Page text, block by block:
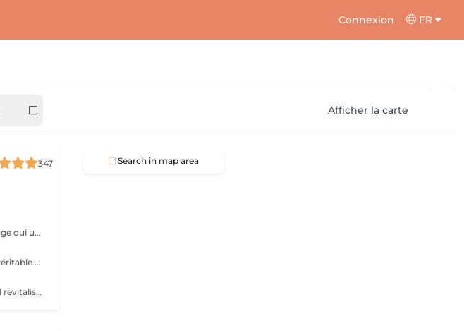
Connexion FR
Afficher la carte
347
Le traitement Hyaluronic de Skeyndor est un soin du visage qui utilise l'acide hyaluronique pour hydrater, raffermir et repulper la peau. Il revitalise les peaux sèches, lisse les ridules et améliore la texture de la peau grâce à une hydratation intense et à des ingrédients nourrissants.
Soin coup d'éclat et éclaircissant Offrez à votre peau un véritable bain de lumière avec ce soin d'exception. Sa synergie hautement concentrée en antioxydants revitalise intensément les peaux fatiguées, ternes et en manque d'éclat. Il aide à neutraliser les radicaux libres tout en renforçant la barrière cutanée pour une peau visiblement plus résistante et protégée. Résultat : le teint est sublimé, plus uniforme et éclatant, avec un effet bonne mine immédiat et durable.
Le soin Power Oxygen de Skeyndor est un véritable rituel revitalisant, conçu pour infuser la peau en oxygène et lui redonner toute sa vitalité. Il stimule en profondeur la régénération cellulaire, optimise l'oxygénation cutanée et renforce la barrière protectrice de la peau. Résultat : la peau est intensément revitalisée, parfaitement hydratée et sublimée d'un éclat frais, lumineux et énergisant.
Search in map area